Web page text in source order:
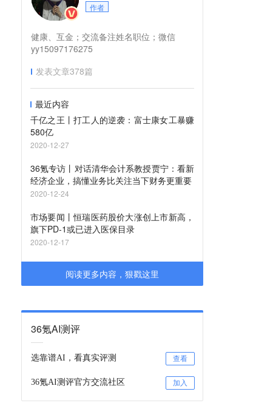
作者
健康、互金；交流备注姓名职位；微信
yy15097176275
发表文章378篇
最近内容
千亿之王丨打工人的逆袭：富士康女工暴赚
580亿
2020-12-27
36氪专访丨对话清华会计系教授贾宁：看新
经济企业，搞懂业务比关注当下财务更重要
2020-12-24
市场要闻丨恒瑞医药股价大涨创上市新高，
旗下PD-1或已进入医保目录
2020-12-17
阅读更多内容，狠戳这里
36氪AI测评
选靠谱AI，看真实评测 查看
36氪AI测评官方交流社区 加入